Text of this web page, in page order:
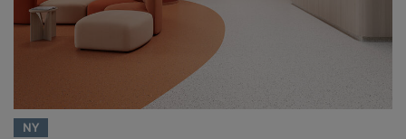
NY